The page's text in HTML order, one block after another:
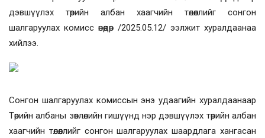
дэвшүүлэх төрийн албан хаагчийн төлөөллийг сонгон
шалгаруулах комисс өнөөдөр /2025.05.12/ ээлжит хуралдаанаа
хийлээ.
Сонгон шалгаруулах комиссын энэ удаагийн хуралдаанаар
Төрийн албаны зөвлөлийн гишүүнд нэр дэвшүүлэх төрийн албан
хаагчийн төлөөллийг сонгон шалгаруулах шаардлага хангасан